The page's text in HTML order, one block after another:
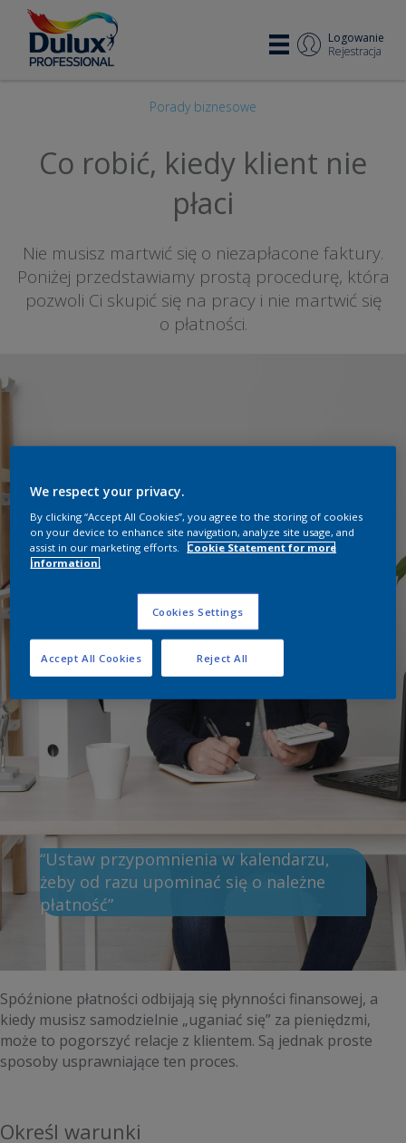
Logowanie
Rejestracja
Porady biznesowe
Co robić, kiedy klient nie
płaci
Nie musisz martwić się o niezapłacone faktury.
Poniżej przedstawiamy prostą procedurę, która
pozwoli Ci skupić się na pracy i nie martwić się
o płatności.
“Ustaw przypomnienia w kalendarzu,
żeby od razu upominać się o należne
płatność”
Spóźnione płatności odbijają się płynności finansowej, a
kiedy musisz samodzielnie „uganiać się” za pieniędzmi,
może to pogorszyć relacje z klientem. Są jednak proste
sposoby usprawniające ten proces.
Określ warunki
We respect your privacy.
By clicking “Accept All Cookies”, you agree to the storing of cookies
on your device to enhance site navigation, analyze site usage, and
assist in our marketing efforts.
Cookie Statement for more
information.
Cookies Settings
Reject All
Accept All Cookies